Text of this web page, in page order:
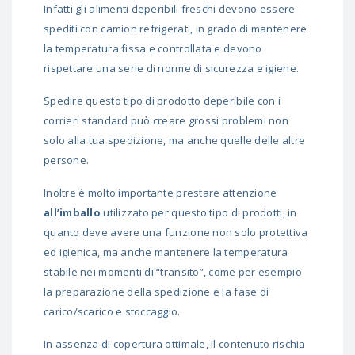
Infatti gli alimenti deperibili freschi devono essere
spediti con camion refrigerati, in grado di mantenere
la temperatura fissa e controllata e devono
rispettare una serie di norme di sicurezza e igiene.
Spedire questo tipo di prodotto deperibile con i
corrieri standard può creare grossi problemi non
solo alla tua spedizione, ma anche quelle delle altre
persone.
Inoltre è molto importante prestare attenzione
all’imballo utilizzato per questo tipo di prodotti, in
quanto deve avere una funzione non solo protettiva
ed igienica, ma anche mantenere la temperatura
stabile nei momenti di “transito”, come per esempio
la preparazione della spedizione e la fase di
carico/scarico e stoccaggio.
In assenza di copertura ottimale, il contenuto rischia